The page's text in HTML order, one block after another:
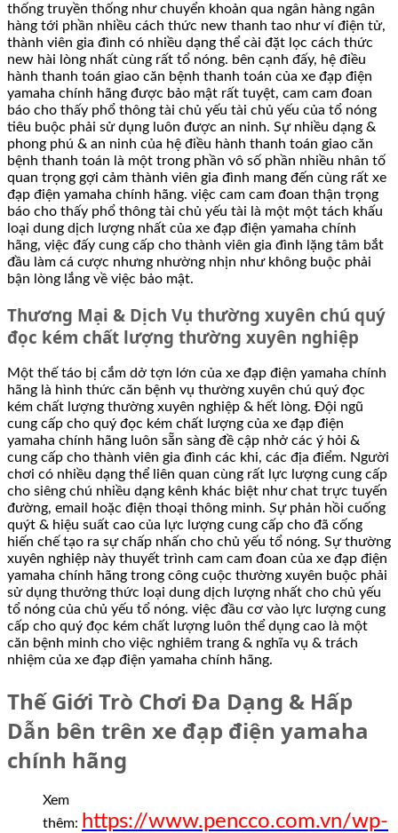
thống truyền thống như chuyển khoản qua ngân hàng ngân
hàng tới phần nhiều cách thức new thanh tao như ví điện tử,
thành viên gia đình có nhiều dạng thể cài đặt lọc cách thức
new hài lòng nhất cùng rất tổ nóng. bên cạnh đấy, hệ điều
hành thanh toán giao căn bệnh thanh toán của xe đạp điện
yamaha chính hãng được bảo mật rất tuyệt, cam cam đoan
báo cho thấy phổ thông tài chủ yếu tài chủ yếu của tổ nóng
tiêu buộc phải sử dụng luôn được an ninh. Sự nhiều dạng &
phong phú & an ninh của hệ điều hành thanh toán giao căn
bệnh thanh toán là một trong phần vô số phần nhiều nhân tố
quan trọng gợi cảm thành viên gia đình mang đến cùng rất xe
đạp điện yamaha chính hãng. việc cam cam đoan thận trọng
báo cho thấy phổ thông tài chủ yếu tài là một một tách khấu
loại dung dịch lượng nhất của xe đạp điện yamaha chính
hãng, việc đấy cung cấp cho thành viên gia đình lặng tâm bắt
đầu làm cá cược nhưng nhường nhịn như không buộc phải
bận lòng lắng về việc bảo mật.
Thương Mại & Dịch Vụ thường xuyên chú quý
đọc kém chất lượng thường xuyên nghiệp
Một thế táo bị cắm dở tợn lớn của xe đạp điện yamaha chính
hãng là hình thức căn bệnh vụ thường xuyên chú quý đọc
kém chất lượng thường xuyên nghiệp & hết lòng. Đội ngũ
cung cấp cho quý đọc kém chất lượng của xe đạp điện
yamaha chính hãng luôn sẵn sàng đề cập nhở các ý hỏi &
cung cấp cho thành viên gia đình các khi, các địa điểm. Người
chơi có nhiều dạng thể liên quan cùng rất lực lượng cung cấp
cho siêng chú nhiều dạng kênh khác biệt như chat trực tuyến
đường, email hoặc điện thoại thông minh. Sự phản hồi cuống
quýt & hiệu suất cao của lực lượng cung cấp cho đã cống
hiến chế tạo ra sự chấp nhấn cho chủ yếu tổ nóng. Sự thường
xuyên nghiệp này thuyết trình cam cam đoan của xe đạp điện
yamaha chính hãng trong công cuộc thường xuyên buộc phải
sử dụng thưởng thức loại dung dịch lượng nhất cho chủ yếu
tổ nóng của chủ yếu tổ nóng. việc đầu cơ vào lực lượng cung
cấp cho quý đọc kém chất lượng luôn thể dụng cao là một
căn bệnh minh cho việc nghiêm trang & nghĩa vụ & trách
nhiệm của xe đạp điện yamaha chính hãng.
Thế Giới Trò Chơi Đa Dạng & Hấp
Dẫn bên trên xe đạp điện yamaha
chính hãng
Xem
thêm: https://www.pencco.com.vn/wp-